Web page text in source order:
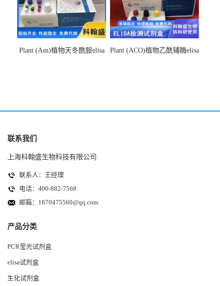
Plant (Asn)植物天冬酰胺elisa
Plant (ACO)植物乙酰辅酶elisa
联系我们
上海科翰盛生物科技有限公司
联系人：王经理
电话：400-882-7568
邮箱： 1870475560@qq.com
产品分类
PCR莹光试剂盒
elisa试剂盒
生化试剂盒